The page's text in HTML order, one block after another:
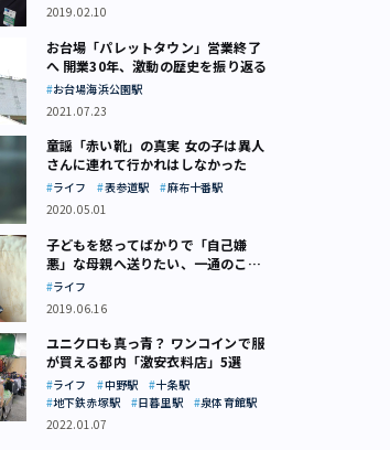
2019.02.10
お台場「パレットタウン」営業終了
へ 開業30年、激動の歴史を振り返る
お台場海浜公園駅
2021.07.23
童謡「赤い靴」の真実 女の子は異人
さんに連れて行かれはしなかった
ライフ 表参道駅
麻布十番駅
2020.05.01
子どもを怒ってばかりで「自己嫌
悪」な母親へ送りたい、一通のここ
ろの処方箋
ライフ
2019.06.16
ユニクロも真っ青？ ワンコインで服
が買える都内「激安衣料店」5選
ライフ 中野駅
十条駅
地下鉄赤塚駅
日暮里駅
泉体育館駅
2022.01.07